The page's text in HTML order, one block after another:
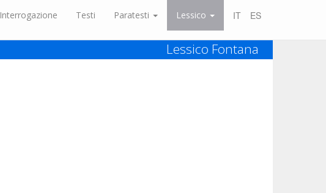
Interrogazione Testi Paratesti Lessico IT ES
Lessico Fontana